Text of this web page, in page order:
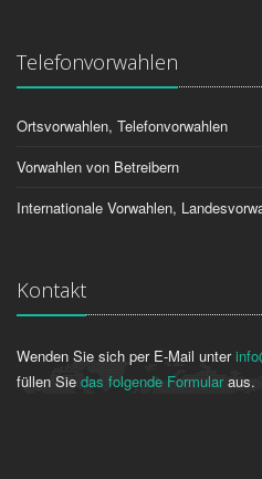
Telefonvorwahlen
Ortsvorwahlen, Telefonvorwahlen
Vorwahlen von Betreibern
Internationale Vorwahlen,
Kontakt
Wenden Sie sich per E-Mail unter
füllen Sie das folgende Formularaus.